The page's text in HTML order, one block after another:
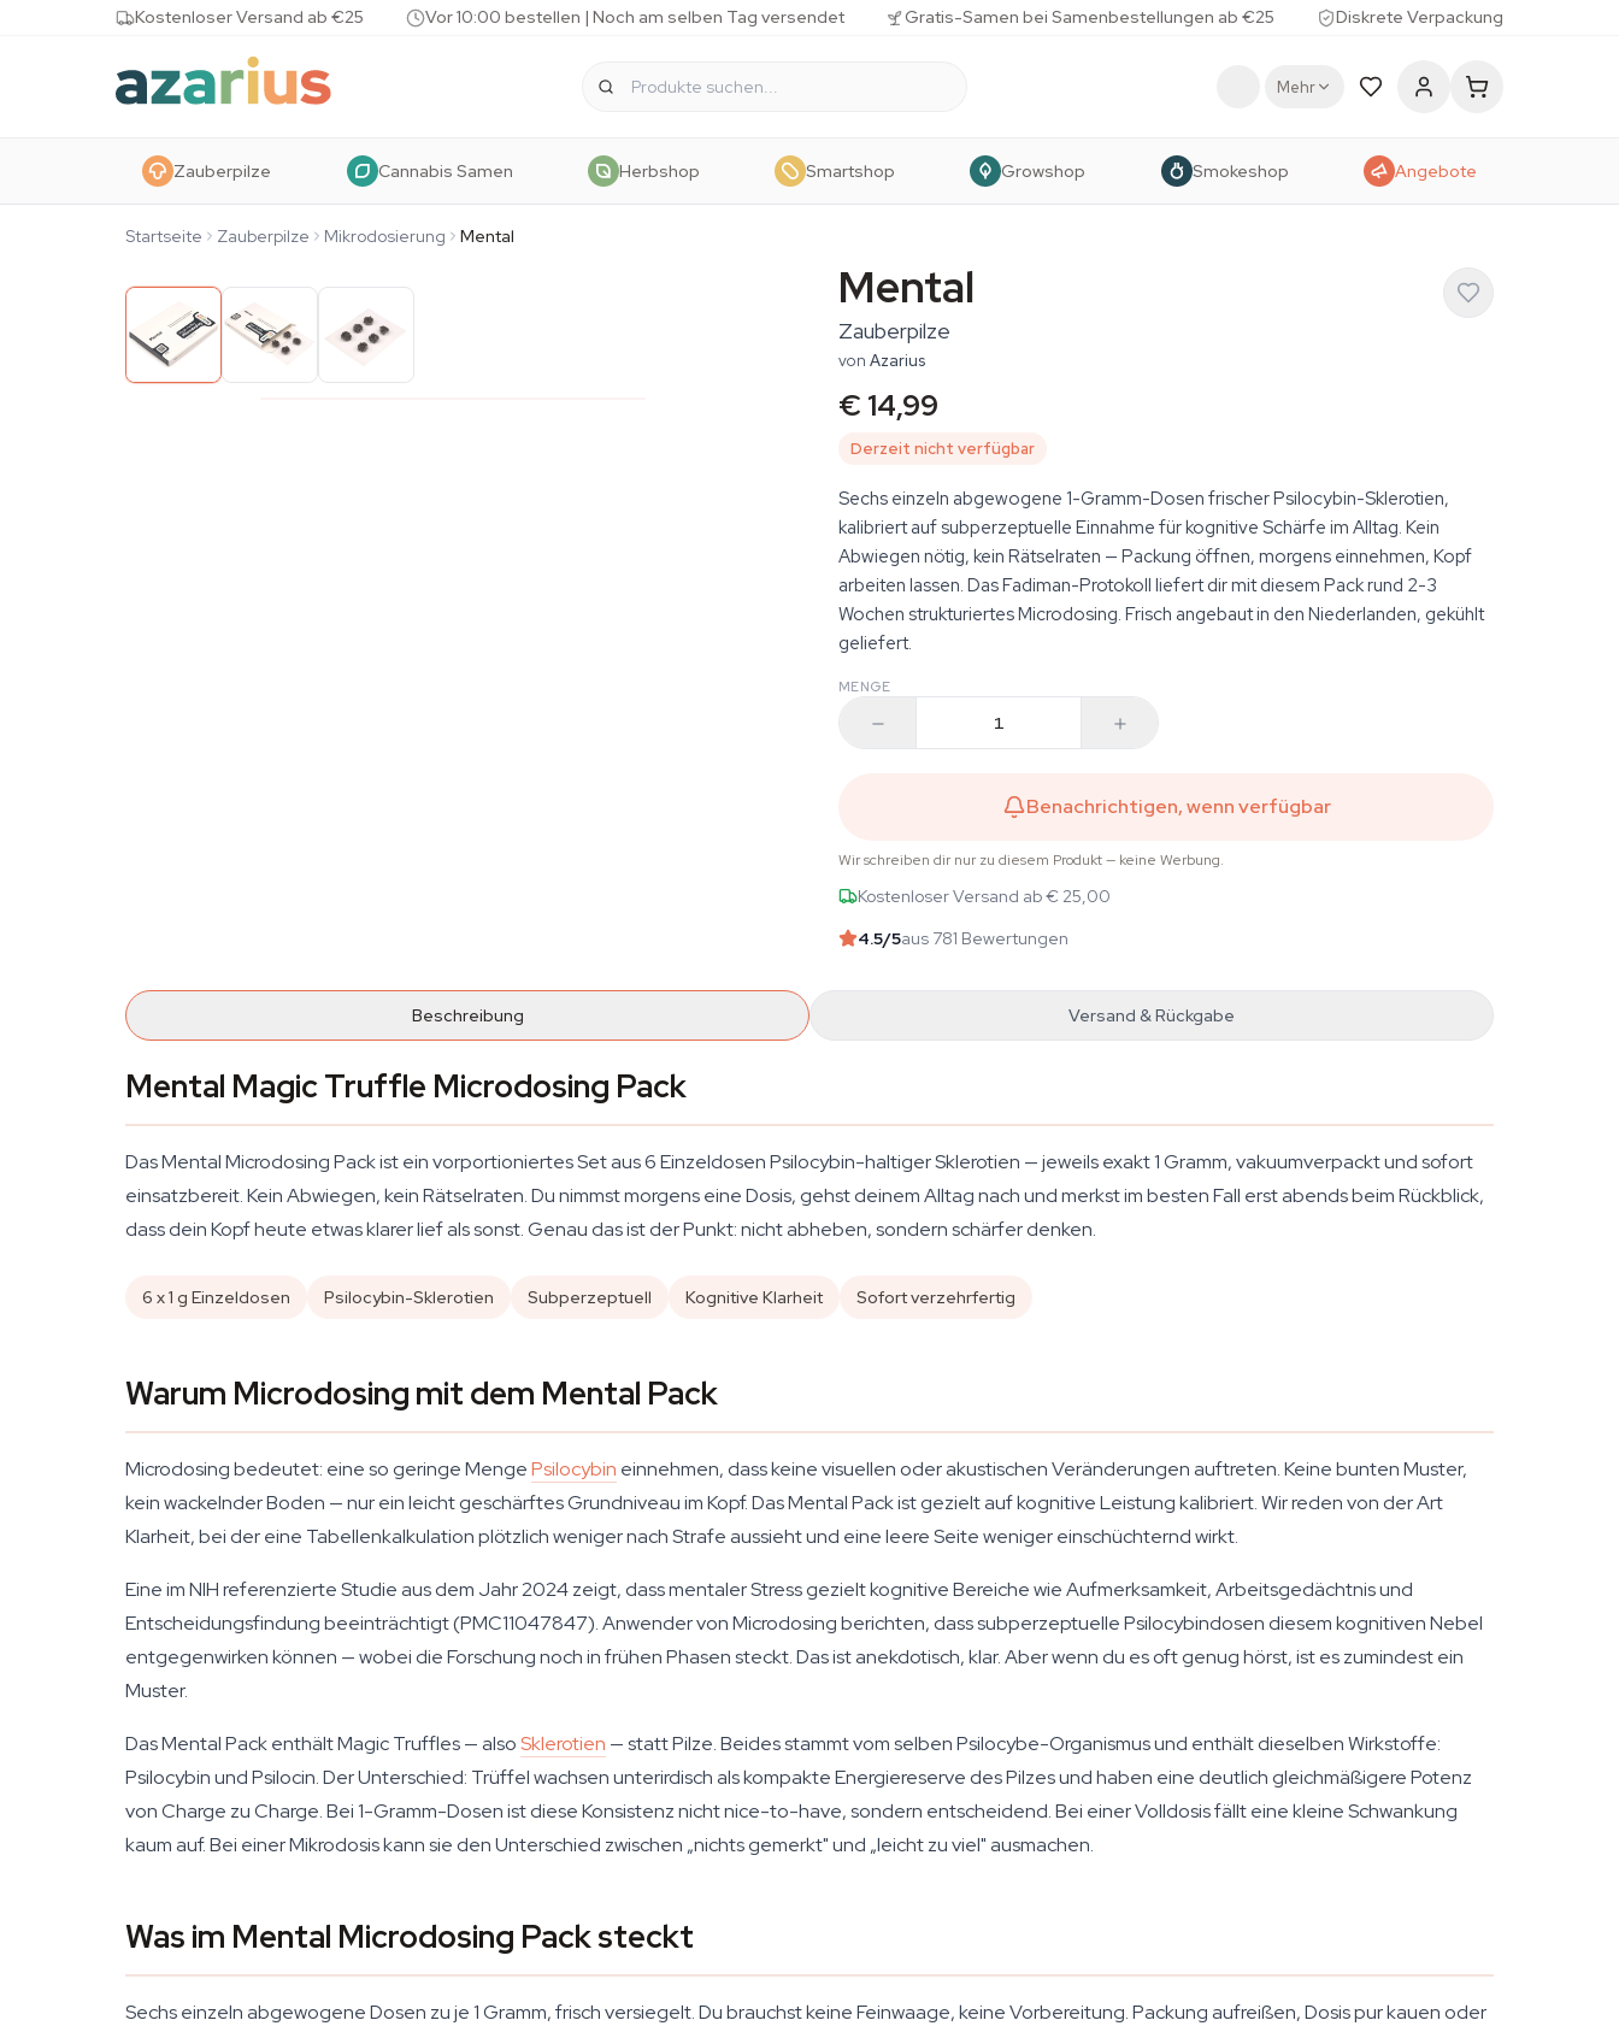
Skip to contentKostenloser Versand ab €25 Vor 10:00 bestellen | Noch am selben Tag versendet Gratis-Samen bei Samenbestellungen ab €25 Diskrete Verpackung
Mehr
Zauberpilze Cannabis Samen Herbshop Smartshop Growshop Smokeshop Angebote
Startseite Zauberpilze Mikrodosierung Mental
Mental
Zauberpilze
von Azarius
€ 14,99
Derzeit nicht verfügbar
Sechs einzeln abgewogene 1-Gramm-Dosen frischer Psilocybin-Sklerotien,
kalibriert auf subperzeptuelle Einnahme für kognitive Schärfe im Alltag. Kein
Abwiegen nötig, kein Rätselraten — Packung öffnen, morgens einnehmen, Kopf
arbeiten lassen. Das Fadiman-Protokoll liefert dir mit diesem Pack rund 2-3
Wochen strukturiertes Microdosing. Frisch angebaut in den Niederlanden, gekühlt
geliefert.
MENGE
Benachrichtigen, wenn verfügbar
Wir schreiben dir nur zu diesem Produkt — keine Werbung.
Kostenloser Versand ab € 25,00
4.5/5aus 781 Bewertungen
Beschreibung Versand & Rückgabe
Mental Magic Truffle Microdosing Pack
Das Mental Microdosing Pack ist ein vorportioniertes Set aus 6 Einzeldosen Psilocybin-haltiger Sklerotien — jeweils exakt 1 Gramm, vakuumverpackt und sofort
einsatzbereit. Kein Abwiegen, kein Rätselraten. Du nimmst morgens eine Dosis, gehst deinem Alltag nach und merkst im besten Fall erst abends beim Rückblick,
dass dein Kopf heute etwas klarer lief als sonst. Genau das ist der Punkt: nicht abheben, sondern schärfer denken.
6 x 1 g Einzeldosen Psilocybin-Sklerotien Subperzeptuell Kognitive Klarheit Sofort verzehrfertig
Warum Microdosing mit dem Mental Pack
Microdosing bedeutet: eine so geringe MengePsilocybin einnehmen, dass keine visuellen oder akustischen Veränderungen auftreten. Keine bunten Muster,
kein wackelnder Boden — nur ein leicht geschärftes Grundniveau im Kopf. Das Mental Pack ist gezielt auf kognitive Leistung kalibriert. Wir reden von der Art
Klarheit, bei der eine Tabellenkalkulation plötzlich weniger nach Strafe aussieht und eine leere Seite weniger einschüchternd wirkt.
Eine im NIH referenzierte Studie aus dem Jahr 2024 zeigt, dass mentaler Stress gezielt kognitive Bereiche wie Aufmerksamkeit, Arbeitsgedächtnis und
Entscheidungsfindung beeinträchtigt (PMC11047847). Anwender von Microdosing berichten, dass subperzeptuelle Psilocybindosen diesem kognitiven Nebel
entgegenwirken können — wobei die Forschung noch in frühen Phasen steckt. Das ist anekdotisch, klar. Aber wenn du es oft genug hörst, ist es zumindest ein
Muster.
Das Mental Pack enthält Magic Truffles — alsoSklerotien — statt Pilze. Beides stammt vom selben Psilocybe-Organismus und enthält dieselben Wirkstoffe:
Psilocybin und Psilocin. Der Unterschied: Trüffel wachsen unterirdisch als kompakte Energiereserve des Pilzes und haben eine deutlich gleichmäßigere Potenz
von Charge zu Charge. Bei 1-Gramm-Dosen ist diese Konsistenz nicht nice-to-have, sondern entscheidend. Bei einer Volldosis fällt eine kleine Schwankung
kaum auf. Bei einer Mikrodosis kann sie den Unterschied zwischen „nichts gemerkt" und „leicht zu viel" ausmachen.
Was im Mental Microdosing Pack steckt
Sechs einzeln abgewogene Dosen zu je 1 Gramm, frisch versiegelt. Du brauchst keine Feinwaage, keine Vorbereitung. Packung aufreißen, Dosis pur kauen oder